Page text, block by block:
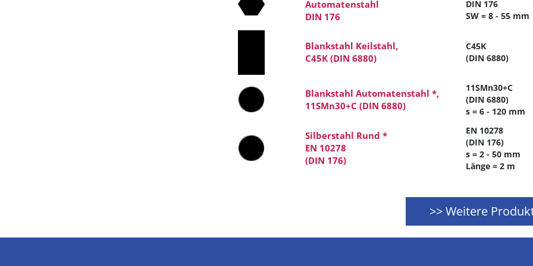
Automatenstahl
DIN 176
DIN 176
SW = 8 - 55 mm
Blankstahl Keilstahl,
C45K (DIN 6880)
C45K
(DIN 6880)
Blankstahl Automatenstahl *,
11SMn30+C (DIN 6880)
11SMn30+C
(DIN 6880)
s = 6 - 120 mm
Silberstahl Rund *
EN 10278
(DIN 176)
EN 10278
(DIN 176)
s = 2 - 50 mm
Länge = 2 m
>> Weitere